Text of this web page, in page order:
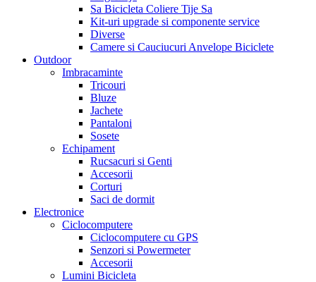
Sa Bicicleta Coliere Tije Sa
Kit-uri upgrade si componente service
Diverse
Camere si Cauciucuri Anvelope Biciclete
Outdoor
Imbracaminte
Tricouri
Bluze
Jachete
Pantaloni
Sosete
Echipament
Rucsacuri si Genti
Accesorii
Corturi
Saci de dormit
Electronice
Ciclocomputere
Ciclocomputere cu GPS
Senzori si Powermeter
Accesorii
Lumini Bicicleta